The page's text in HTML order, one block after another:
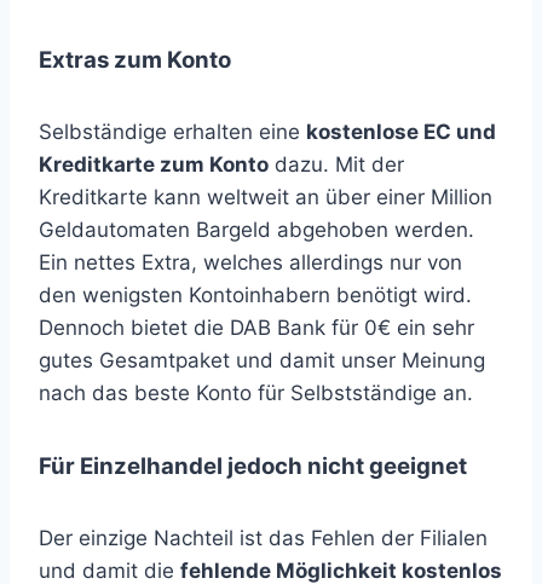
Extras zum Konto
Selbständige erhalten eine kostenlose EC und
Kreditkarte zum Konto dazu. Mit der
Kreditkarte kann weltweit an über einer Million
Geldautomaten Bargeld abgehoben werden.
Ein nettes Extra, welches allerdings nur von
den wenigsten Kontoinhabern benötigt wird.
Dennoch bietet die DAB Bank für 0€ ein sehr
gutes Gesamtpaket und damit unser Meinung
nach das beste Konto für Selbstständige an.
Für Einzelhandel jedoch nicht geeignet
Der einzige Nachteil ist das Fehlen der Filialen
und damit die fehlende Möglichkeit kostenlos